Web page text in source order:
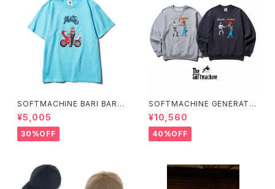
SOFTMACHINE BARI BARI-
T (T-SHIRTS)
¥5,005
30%OFF
SOFTMACHINE GENERATI
ON SWEAT (CREW NECK S
WEAT)
¥10,560
40%OFF